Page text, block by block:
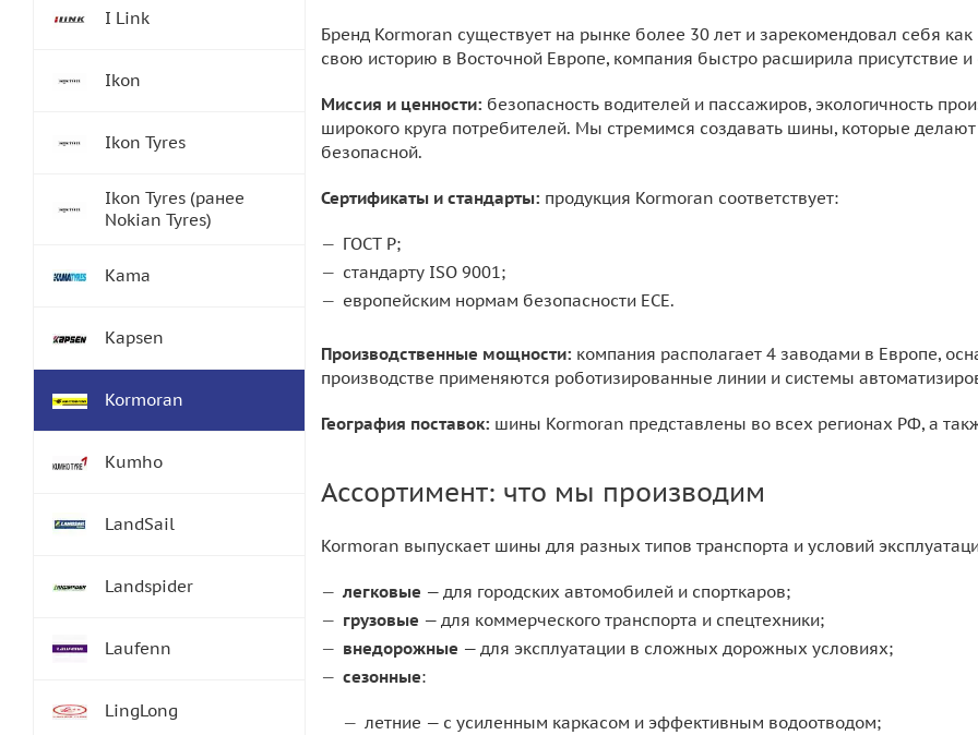
Бренд Kormoran существует на рынке более 30 лет и зарекомендовал себя
свою историю в Восточной Европе, компания быстро расширила присутствие и
Миссия и ценности: безопасность водителей и пассажиров, экологичность
широкого круга потребителей. Мы стремимся создавать шины, которые
безопасной.
Сертификаты и стандарты: продукция Kormoran соответствует:
ГОСТ Р;
стандарту ISO 9001;
европейским нормам безопасности ECE.
Производственные мощности: компания располагает 4 заводами в Европе,
производстве применяются роботизированные линии и системы
География поставок: шины Kormoran представлены во всех регионах РФ, а
Ассортимент: что мы производим
Kormoran выпускает шины для разных типов транспорта и условий
легковые — для городских автомобилей и спорткаров;
грузовые — для коммерческого транспорта и спецтехники;
внедорожные — для эксплуатации в сложных дорожных условиях;
сезонные:
летние — с усиленным каркасом и эффективным водоотводом;
I Link
Ikon
Ikon Tyres
Ikon Tyres (ранее
Nokian Tyres)
Kama
Kapsen
Kormoran
Kumho
LandSail
Landspider
Laufenn
LingLong